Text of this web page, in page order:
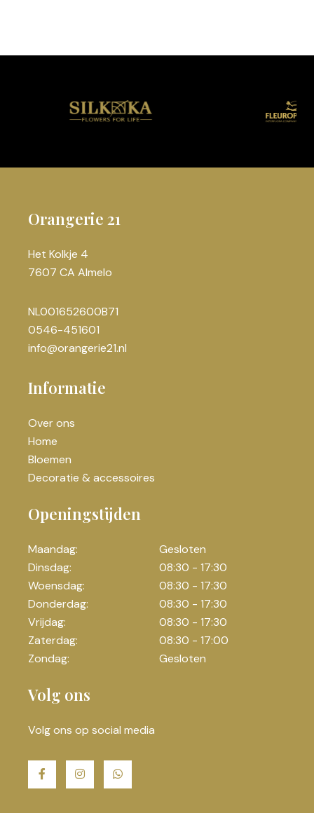
Orangerie 21
Het Kolkje 4
7607 CA Almelo
NL001652600B71
0546-451601
info@orangerie21.nl
Informatie
Over ons
Home
Bloemen
Decoratie & accessoires
Openingstijden
Maandag:
Gesloten
Dinsdag:
08:30 - 17:30
Woensdag:
08:30 - 17:30
Donderdag:
08:30 - 17:30
Vrijdag:
08:30 - 17:30
Zaterdag:
08:30 - 17:00
Zondag:
Gesloten
Volg ons
Volg ons op social media